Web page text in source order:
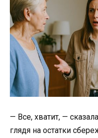
— Все, хватит, —
глядя на остатки